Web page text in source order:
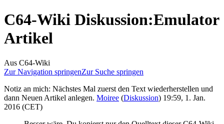
C64-Wiki Diskussion:Emulator
Artikel
Aus C64-Wiki
Zur Navigation springenZur Suche springen
Notiz an mich: Nächstes Mal zuerst den Text wiederherstellen und
dann Neuen Artikel anlegen. Moiree (Diskussion) 19:59, 1. Jan.
2016 (CET)